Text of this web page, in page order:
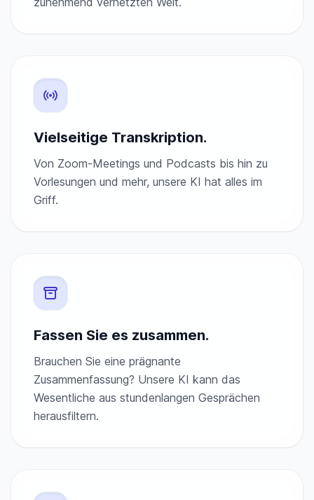
Vielseitige Transkription.
Von Zoom-Meetings und Podcasts bis hin zu
Vorlesungen und mehr, unsere KI hat alles im
Griff.
Fassen Sie es zusammen.
Brauchen Sie eine prägnante
Zusammenfassung? Unsere KI kann das
Wesentliche aus stundenlangen Gesprächen
herausfiltern.